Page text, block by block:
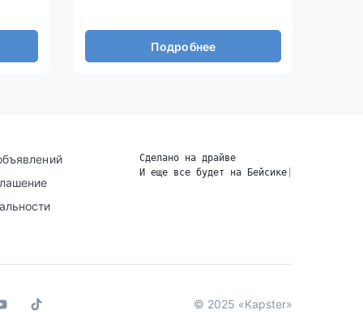
Подробнее
Сделано на драйве
И еще все будет на Бейсике
© 2025 «Kapster»